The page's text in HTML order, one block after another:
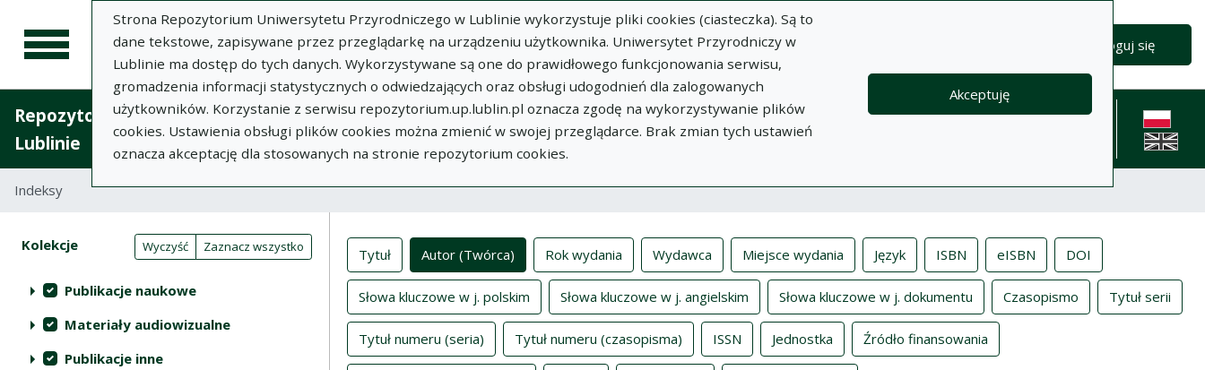
Strona Repozytorium Uniwersytetu Przyrodniczego w Lublinie wykorzystuje pliki cookies (ciasteczka). Są to
dane tekstowe, zapisywane przez przeglądarkę na urządzeniu użytkownika. Uniwersytet Przyrodniczy w
Lublinie ma dostęp do tych danych. Wykorzystywane są one do prawidłowego funkcjonowania serwisu,
gromadzenia informacji statystycznych o odwiedzających oraz obsługi udogodnień dla zalogowanych
użytkowników. Korzystanie z serwisu repozytorium.up.lublin.pl oznacza zgodę na wykorzystywanie plików
cookies. Ustawienia obsługi plików cookies można zmienić w swojej przeglądarce. Brak zmian tych ustawień
oznacza akceptację dla stosowanych na stronie repozytorium cookies.
Akceptuję
Zaloguj się
Repozytorium Uniwersytetu Przyrodniczego w
Lublinie
Dodaj
publikację
O
Repozytorium
Dokumenty Informacje Pomoc
Polityka
Kontakt
English
Indeksy
Akcje na kolekcjach Wyczyść Zaznacz wszystko
Kolekcje (automatyczne przeładowanie treści)
Publikacje naukowe
Materiały audiowizualne
Publikacje inne
Indeksy
Tytuł Autor (Twórca) Rok wydania Wydawca Miejsce wydania Język ISBN eISBN DOI
Słowa kluczowe w j. polskim Słowa kluczowe w j. angielskim Słowa kluczowe w j. dokumentu Czasopismo Tytuł serii
Tytuł numeru (seria) Tytuł numeru (czasopisma) ISSN Jednostka Źródło finansowania